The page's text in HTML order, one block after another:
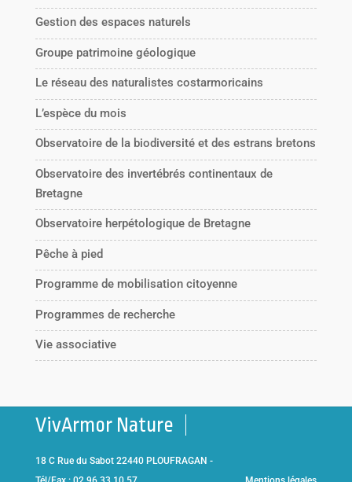
Gestion des espaces naturels
Groupe patrimoine géologique
Le réseau des naturalistes costarmoricains
L’espèce du mois
Observatoire de la biodiversité et des estrans bretons
Observatoire des invertébrés continentaux de
Bretagne
Observatoire herpétologique de Bretagne
Pêche à pied
Programme de mobilisation citoyenne
Programmes de recherche
Vie associative
VivArmor Nature
18 C Rue du Sabot 22440 PLOUFRAGAN -